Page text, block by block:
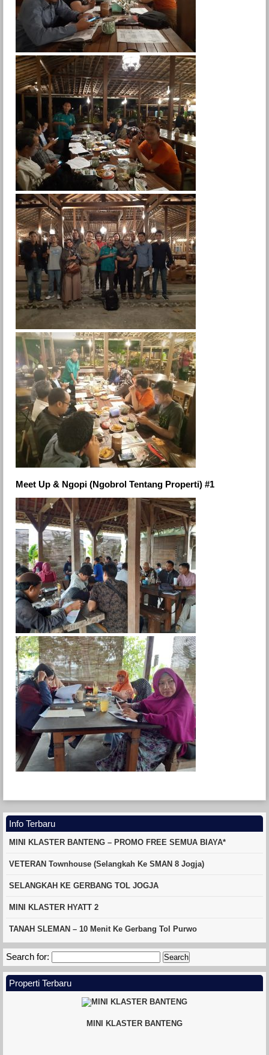
Meet Up & Ngopi (Ngobrol Tentang Properti) #1
Info Terbaru
MINI KLASTER BANTENG – PROMO FREE SEMUA BIAYA*
VETERAN Townhouse (Selangkah Ke SMAN 8 Jogja)
SELANGKAH KE GERBANG TOL JOGJA
MINI KLASTER HYATT 2
TANAH SLEMAN – 10 Menit Ke Gerbang Tol Purwo
Search for:
Properti Terbaru
MINI KLASTER BANTENG